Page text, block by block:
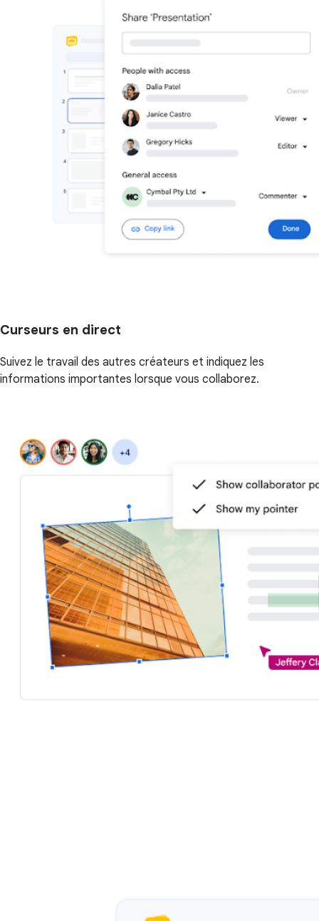
Curseurs en direct
Suivez le travail des autres créateurs et indiquez les
informations importantes lorsque vous collaborez.